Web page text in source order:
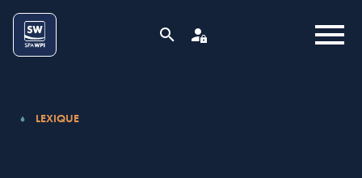
RECHERCHEESPACE PRO
MENU
LEXIQUE